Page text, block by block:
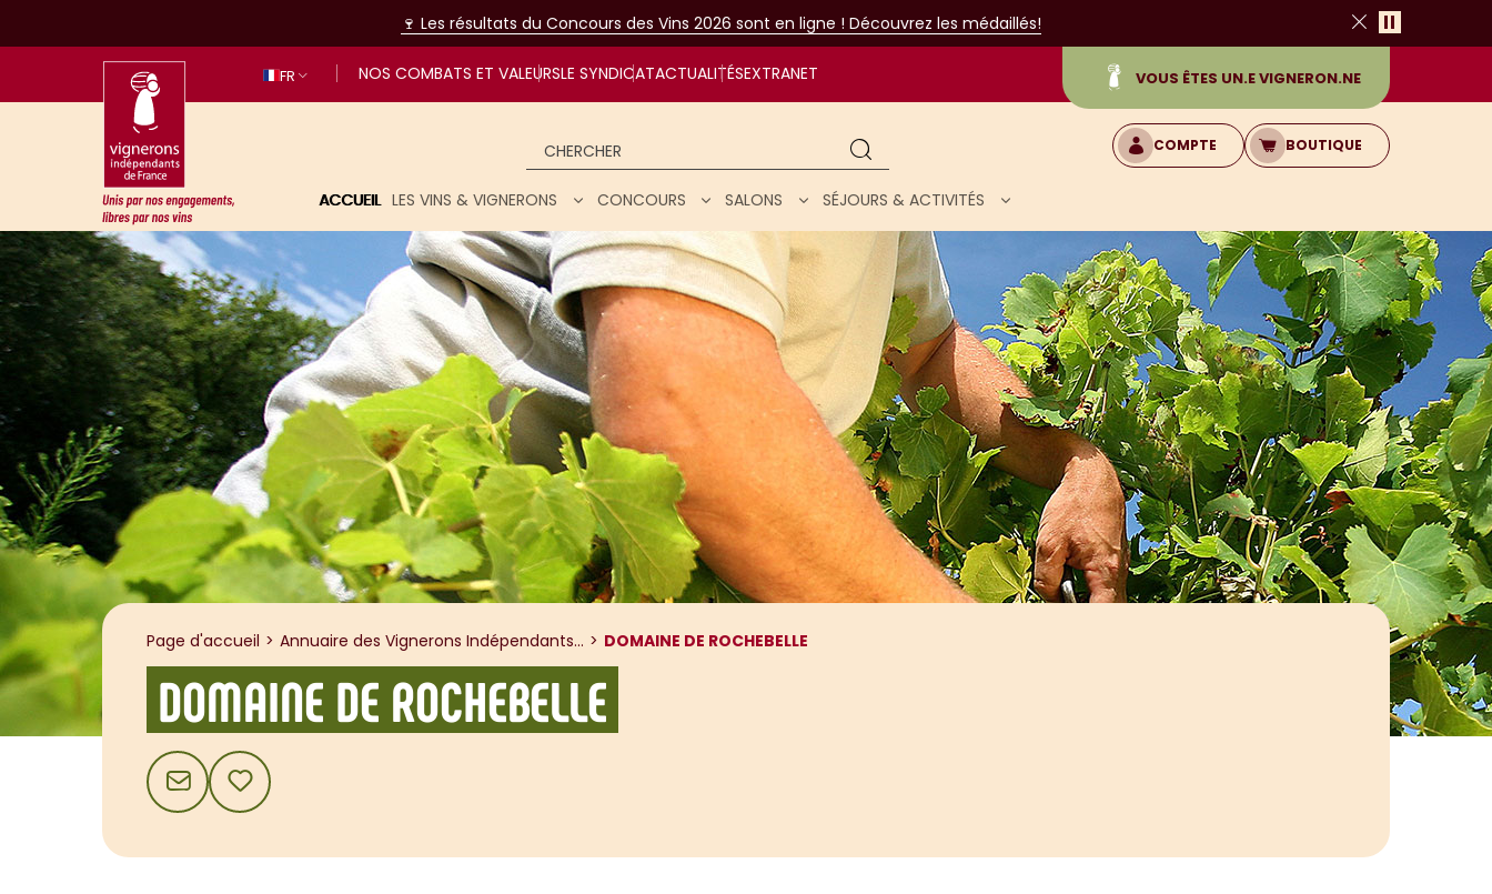
🍷 Les résultats du Concours des Vins 2026 sont en ligne ! Découvrez les médaillés!
Fermer
FR NOS COMBATS ET VALEURSLE SYNDICATACTUALITÉSEXTRANET VOUS ÊTES UN.E VIGNERON.NE
Unis par nos engagements, libres par nos vins
Chercher
COMPTE BOUTIQUE
ACCUEIL LES VINS & VIGNERONS CONCOURS SALONS SÉJOURS & ACTIVITÉS
Page d'accueil Annuaire des Vignerons Indépendants... DOMAINE DE ROCHEBELLE
DOMAINE DE ROCHEBELLE
CONTACTAJOUTER AUX FAVORIS